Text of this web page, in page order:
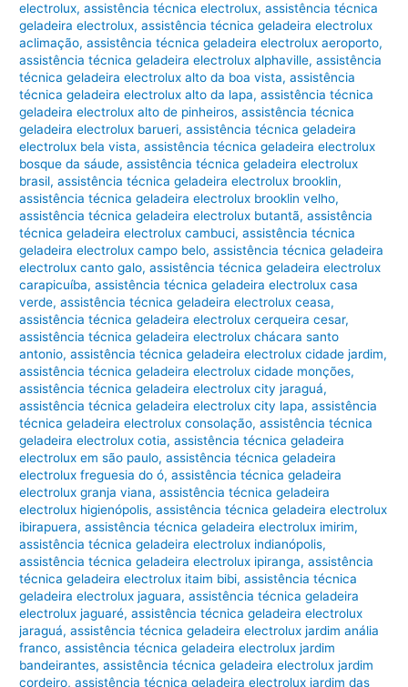
electrolux,assistência técnica electrolux,assistência técnica
geladeira electrolux,assistência técnica geladeira electrolux
aclimação,assistência técnica geladeira electrolux aeroporto,
assistência técnica geladeira electrolux alphaville,assistência
técnica geladeira electrolux alto da boa vista,assistência
técnica geladeira electrolux alto da lapa,assistência técnica
geladeira electrolux alto de pinheiros,assistência técnica
geladeira electrolux barueri,assistência técnica geladeira
electrolux bela vista,assistência técnica geladeira electrolux
bosque da sáude,assistência técnica geladeira electrolux
brasil,assistência técnica geladeira electrolux brooklin,
assistência técnica geladeira electrolux brooklin velho,
assistência técnica geladeira electrolux butantã,assistência
técnica geladeira electrolux cambuci,assistência técnica
geladeira electrolux campo belo,assistência técnica geladeira
electrolux canto galo,assistência técnica geladeira electrolux
carapicuíba,assistência técnica geladeira electrolux casa
verde,assistência técnica geladeira electrolux ceasa,
assistência técnica geladeira electrolux cerqueira cesar,
assistência técnica geladeira electrolux chácara santo
antonio,assistência técnica geladeira electrolux cidade jardim,
assistência técnica geladeira electrolux cidade monções,
assistência técnica geladeira electrolux city jaraguá,
assistência técnica geladeira electrolux city lapa,assistência
técnica geladeira electrolux consolação,assistência técnica
geladeira electrolux cotia,assistência técnica geladeira
electrolux em são paulo,assistência técnica geladeira
electrolux freguesia do ó,assistência técnica geladeira
electrolux granja viana,assistência técnica geladeira
electrolux higienópolis,assistência técnica geladeira electrolux
ibirapuera,assistência técnica geladeira electrolux imirim,
assistência técnica geladeira electrolux indianópolis,
assistência técnica geladeira electrolux ipiranga,assistência
técnica geladeira electrolux itaim bibi,assistência técnica
geladeira electrolux jaguara,assistência técnica geladeira
electrolux jaguaré,assistência técnica geladeira electrolux
jaraguá,assistência técnica geladeira electrolux jardim anália
franco,assistência técnica geladeira electrolux jardim
bandeirantes,assistência técnica geladeira electrolux jardim
cordeiro,assistência técnica geladeira electrolux jardim das